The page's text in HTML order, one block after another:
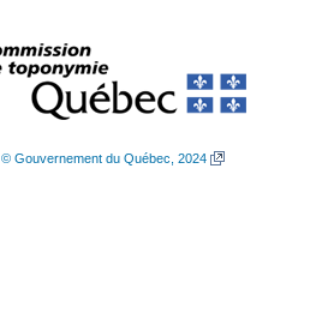
© Gouvernement du Québec, 2024